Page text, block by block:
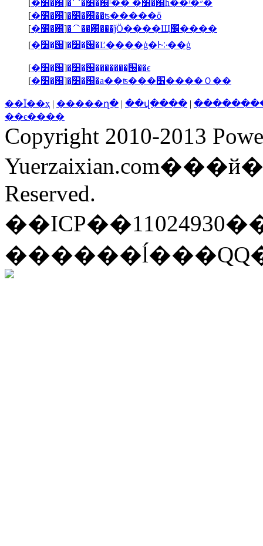
�׶�԰
�＾�׶�԰ʳ�� �׶�԰һ��ʳ�״�
[
�׶�԰]
�׶�԰��ʦ�����ȫ
[
�׶�԰]
�＾��԰���ǰӦ����Щ׼����
[
�׶�԰] �׶�԰�Ľ����ģ�Ͱ༶��ģ
[ �׶�԰]
�׶�԰�������԰��ϵ
[
�׶�԰] �׶�԰�а��ʦ���׶����Ｏ��
��Ϊ��ҳ | �����ղ� | ��վ���� |
��ϵ����
Copyright 2010-2013
Reserved.